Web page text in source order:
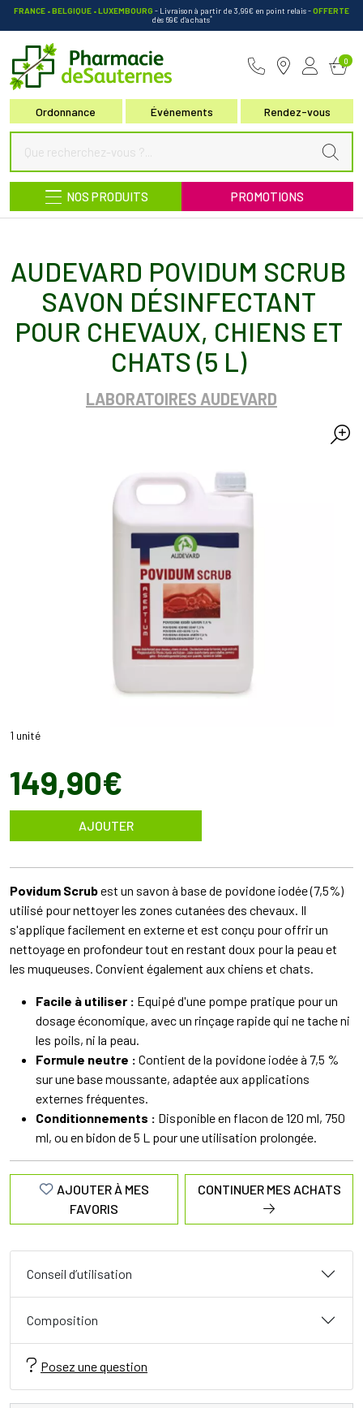
FRANCE • BELGIQUE • LUXEMBOURG - Livraison à partir de 3,99€ en point relais-OFFERTE
dès 69€ d’achats*
Ordonnance Événements Rendez-vous
0
NOS PRODUITS PROMOTIONS
AUDEVARD POVIDUM SCRUB
SAVON DÉSINFECTANT
POUR CHEVAUX, CHIENS ET
CHATS (5 L)
LABORATOIRES AUDEVARD
1 unité
149,90€
AJOUTER
Povidum Scrubest un savon à base de povidone iodée (7,5%)
utilisé pour nettoyer les zones cutanées des chevaux. Il
s'applique facilement en externe et est conçu pour offrir un
nettoyage en profondeur tout en restant doux pour la peau et
les muqueuses. Convient également aux chiens et chats.
Facile à utiliser : Equipé d'une pompe pratique pour un
dosage économique, avec un rinçage rapide qui ne tache ni
les poils, ni la peau.
Formule neutre : Contient de la povidone iodée à 7,5 %
sur une base moussante, adaptée aux applications
externes fréquentes.
Conditionnements : Disponible en flacon de 120 ml, 750
ml, ou en bidon de 5 L pour une utilisation prolongée.
AJOUTER À MES
FAVORIS
CONTINUER MES ACHATS
Conseil d’utilisation
Composition
Posez une question